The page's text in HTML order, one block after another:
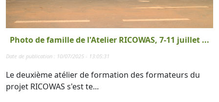
Photo de famille de l'Atelier RICOWAS, 7-11 juillet ...
Date de publication : 10/07/2025 - 13:05:31
Le deuxième atélier de formation des formateurs du
projet RICOWAS s'est te...